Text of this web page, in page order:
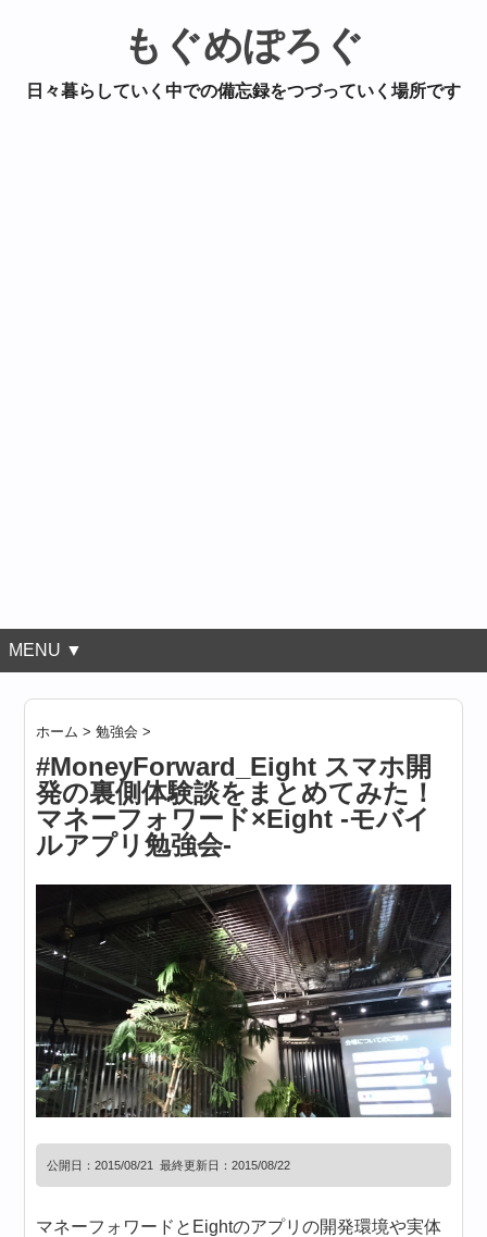
もぐめぽろぐ
日々暮らしていく中での備忘録をつづっていく場所です
MENU ▼
ホーム >勉強会 >
#MoneyForward_Eight スマホ開
発の裏側体験談をまとめてみた！
マネーフォワード×Eight -モバイ
ルアプリ勉強会-
公開日：2015/08/21 最終更新日：2015/08/22
マネーフォワードとEightのアプリの開発環境や実体